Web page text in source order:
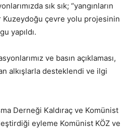
sık sık; “yangınların
çevre yolu projesinin
yapıldı.
ve basın açıklaması,
alkışlarla desteklendi ve ilgi
Derneği Kaldıraç ve Komünist
eyleme Komünist KÖZ ve